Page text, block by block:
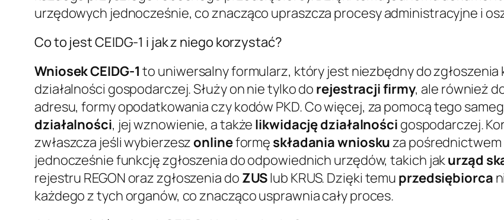
urzędowych jednocześnie, co znacząco upraszcza procesy administracyjne i
Co to jest CEIDG-1 i jak z niego korzystać?
Wniosek CEIDG-1 to uniwersalny formularz, który jest niezbędny do
działalności gospodarczej. Służy on nie tylko do rejestracji firmy, ale również
adresu, formy opodatkowania czy kodów PKD. Co więcej, za pomocą tego
działalności, jej wznowienie, a także likwidację działalności gospodarczej.
zwłaszcza jeśli wybierzesz onlineformę składania wnioskuza
jednocześnie funkcję zgłoszenia do odpowiednich urzędów, takich jakurząd
rejestru REGON oraz zgłoszenia do ZUSlub KRUS. Dzięki temu przedsiębiorca
każdego z tych organów, co znacząco usprawnia cały proces.